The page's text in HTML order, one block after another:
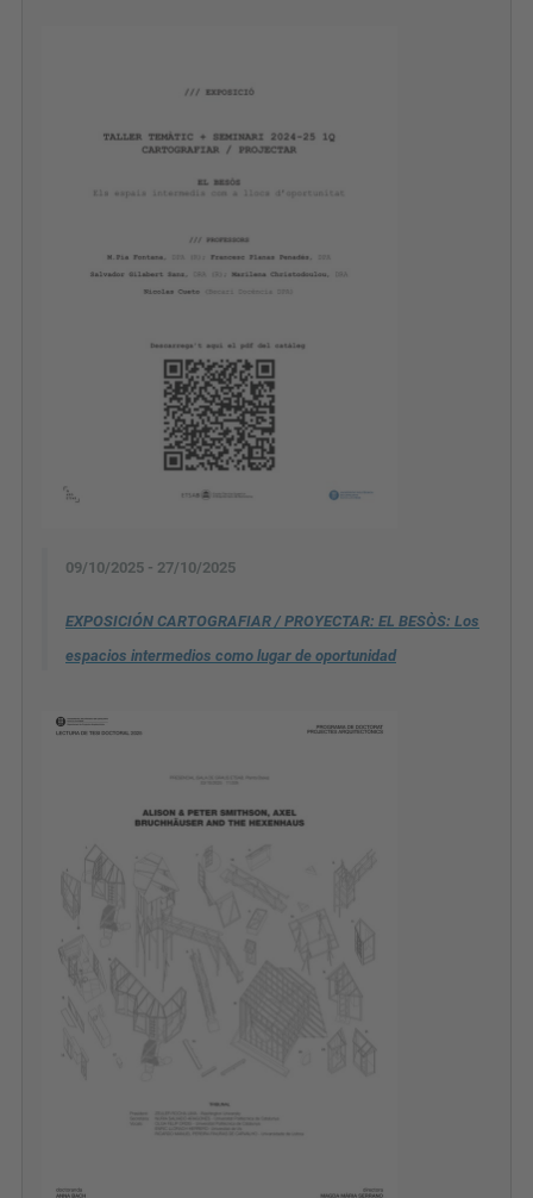
09/10/2025 - 27/10/2025
EXPOSICIÓN CARTOGRAFIAR / PROYECTAR: EL BESÒS: Los
espacios intermedios como lugar de oportunidad